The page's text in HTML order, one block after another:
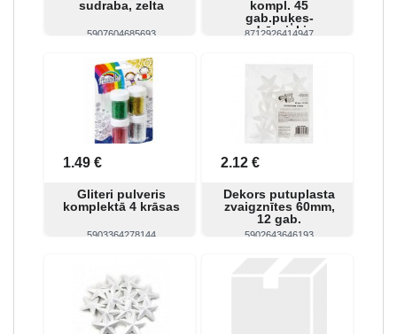
sudraba, zelta
5907604685693
Skatīt Pirkt
kompl. 45
gab.puķes-
dzīvnieki
8712926414947
1.49 €
Gliteri pulveris
komplektā 4 krāsas
5903364278144
2.12 €
Dekors putuplasta
zvaigznītes 60mm,
12 gab.
5902643646193